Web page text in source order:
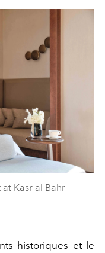
Kasr al Bahr
historiques et le